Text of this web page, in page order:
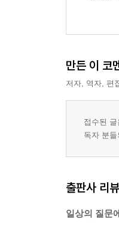
만든 이 코
저자, 역자, 편
접수된
독자 분
출판사 리뷰
일상의 질문